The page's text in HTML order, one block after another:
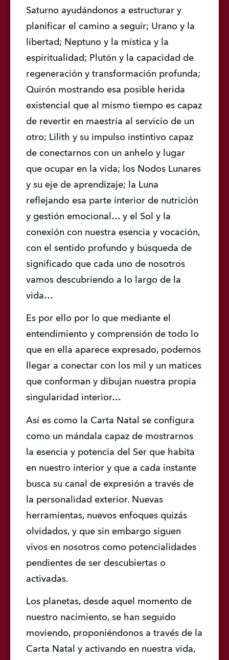
Saturno ayudándonos a estructurar y
planificar el camino a seguir; Urano y la
libertad; Neptuno y la mística y la
espiritualidad; Plutón y la capacidad de
regeneración y transformación profunda;
Quirón mostrando esa posible herida
existencial que al mismo tiempo es capaz
de revertir en maestría al servicio de un
otro; Lilith y su impulso instintivo capaz
de conectarnos con un anhelo y lugar
que ocupar en la vida; los Nodos Lunares
y su eje de aprendizaje; la Luna
reflejando esa parte interior de nutrición
y gestión emocional… y el Sol y la
conexión con nuestra esencia y vocación,
con el sentido profundo y búsqueda de
significado que cada uno de nosotros
vamos descubriendo a lo largo de la
vida…
Es por ello por lo que mediante el
entendimiento y comprensión de todo lo
que en ella aparece expresado, podemos
llegar a conectar con los mil y un matices
que conforman y dibujan nuestra propia
singularidad interior…
Así es como la Carta Natal se configura
como un mándala capaz de mostrarnos
la esencia y potencia del Ser que habita
en nuestro interior y que a cada instante
busca su canal de expresión a través de
la personalidad exterior. Nuevas
herramientas, nuevos enfoques quizás
olvidados, y que sin embargo siguen
vivos en nosotros como potencialidades
pendientes de ser descubiertas o
activadas.
Los planetas, desde aquel momento de
nuestro nacimiento, se han seguido
moviendo, proponiéndonos a través de la
Carta Natal y activando en nuestra vida,